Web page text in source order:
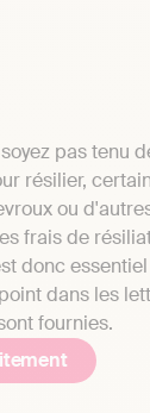
pas tenu
résilier,
ou
frais de
donc
dans les
fournies.